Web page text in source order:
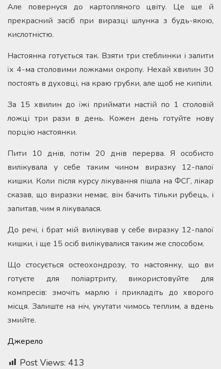
Але повернуся до картопляного цвіту. Це ще й
прекрасний засіб при виразці шлунка з будь-якою,
кислотністю.
Настоянка готується так. Взяти три стеблинки і залити
їх 4-ма столовими ложками окропу. Нехай хвилин 30
постоять в духовці, на краю грубки, але щоб не кипіли.
За 15 хвилин до їжі приймати настій по 1 столовій
ложці три рази в день. Кожен день готуйте нову
порцію настоянки.
Пити 10 днів, потім 20 днів перерва. Я особисто
вилікувала у себе таким чином виразку 12-палої
кишки. Коли після курсу лікування пішла на ФСГ, лікар
сказав, що виразки немає, він бачить тільки рубець, і
запитав, чим я лікувалася.
До речі, і брат мій вилікував у себе виразку 12-палої
кишки, і ще 15 осіб вилікувалися таким же способом.
Що стосується остеохондрозу, то настоянку, що ви
готуєте для поліартриту, використовуйте для
компресів: змочіть марлю і прикладіть до хворого
місця. Залиште на ніч, укутати чимось теплим, а вдень
змийте.
Джерело
Post Views: 413